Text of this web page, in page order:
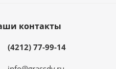
контакты
(4212) 77-99-14